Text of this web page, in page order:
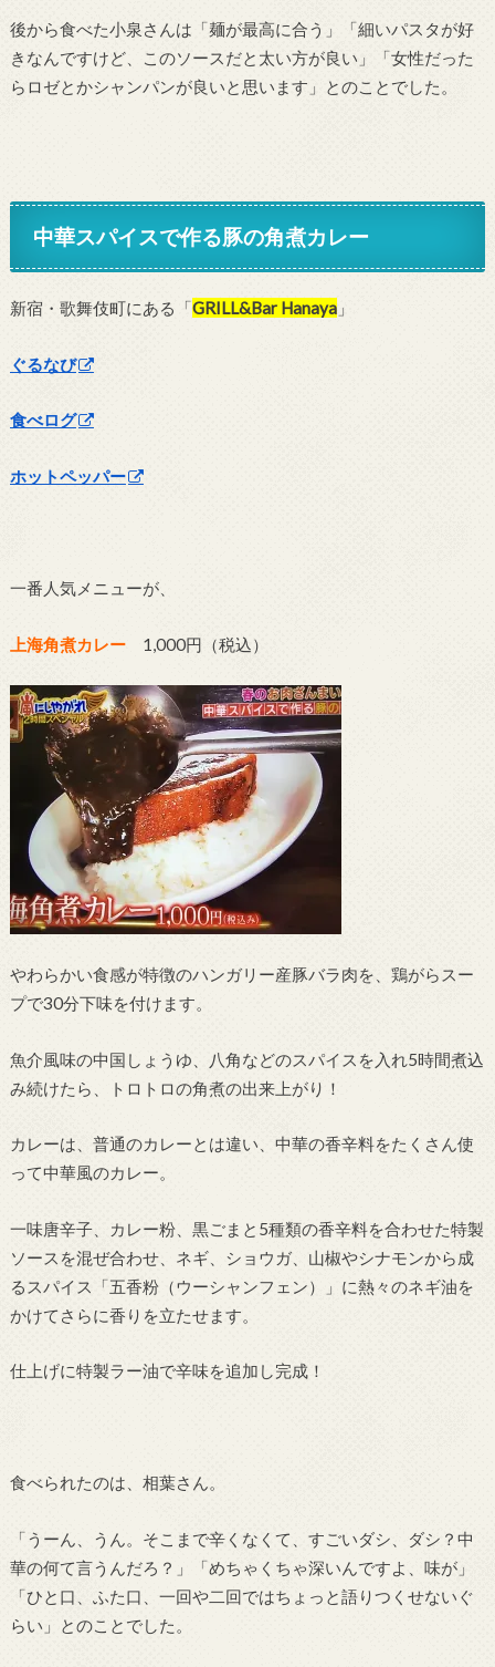
後から食べた小泉さんは「麺が最高に合う」「細いパスタが好
きなんですけど、このソースだと太い方が良い」「女性だった
らロゼとかシャンパンが良いと思います」とのことでした。
中華スパイスで作る豚の角煮カレー
新宿・歌舞伎町にある「GRILL&Bar Hanaya」
ぐるなび
食べログ
ホットペッパー
一番人気メニューが、
上海角煮カレー1,000円（税込）
やわらかい食感が特徴のハンガリー産豚バラ肉を、鶏がらスー
プで30分下味を付けます。
魚介風味の中国しょうゆ、八角などのスパイスを入れ5時間煮込
み続けたら、トロトロの角煮の出来上がり！
カレーは、普通のカレーとは違い、中華の香辛料をたくさん使
って中華風のカレー。
一味唐辛子、カレー粉、黒ごまと5種類の香辛料を合わせた特製
ソースを混ぜ合わせ、ネギ、ショウガ、山椒やシナモンから成
るスパイス「五香粉（ウーシャンフェン）」に熱々のネギ油を
かけてさらに香りを立たせます。
仕上げに特製ラー油で辛味を追加し完成！
食べられたのは、相葉さん。
「うーん、うん。そこまで辛くなくて、すごいダシ、ダシ？中
華の何て言うんだろ？」「めちゃくちゃ深いんですよ、味が」
「ひと口、ふた口、一回や二回ではちょっと語りつくせないぐ
らい」とのことでした。